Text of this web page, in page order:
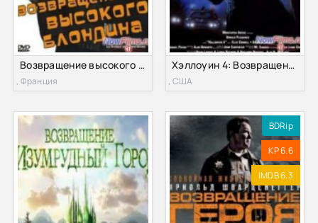
Возвращение высокого блондина (1974)
, Франция
Хэллоуин 4: Возвращение Майкла Майерса (1988)
, США
BDRip
KP 6.6
IMDB 6.3